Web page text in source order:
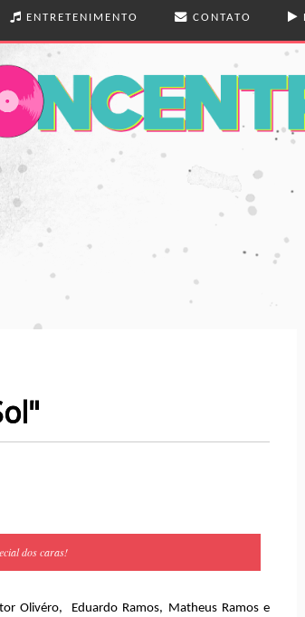
ENTRETENIMENTO
MÚSICA
LIVROS
TEATRO
CONTATO
dos caras!
Olivéro, Eduardo Ramos, Matheus Ramos e